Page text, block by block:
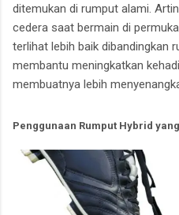
ditemukan di rumput alami.
cedera saat bermain di
terlihat lebih baik dibandingkan
membantu meningkatkan
membuatnya lebih
Penggunaan Rumput Hybrid